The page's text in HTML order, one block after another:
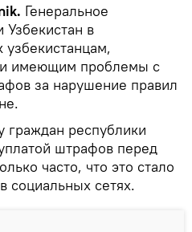
Генеральное
Узбекистан в
узбекистанцам,
имеющим проблемы с
за нарушение правил
граждан республики
штрафов перед
часто, что это стало
социальных сетях.